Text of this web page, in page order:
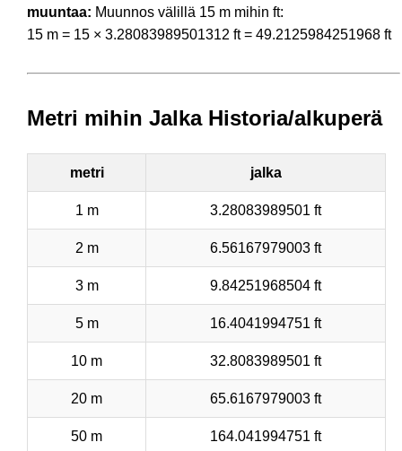
muuntaa: Muunnos välillä 15 m mihin ft:
15 m = 15 × 3.28083989501312 ft = 49.2125984251968 ft
Metri mihin Jalka Historia/alkuperä
metri jalka
1 m 3.28083989501 ft
2 m 6.56167979003 ft
3 m 9.84251968504 ft
5 m 16.4041994751 ft
10 m 32.8083989501 ft
20 m 65.6167979003 ft
50 m 164.041994751 ft